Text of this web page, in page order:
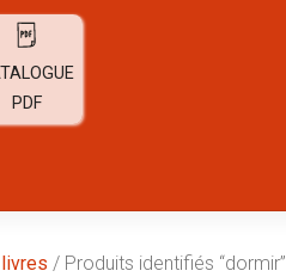
PDF
/ Produits identifiés “dormir”